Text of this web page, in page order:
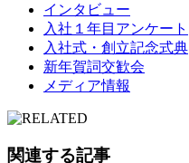
インタビュー
入社１年目アンケート
入社式・創立記念式典
新年賀詞交歓会
メディア情報
関連する記事